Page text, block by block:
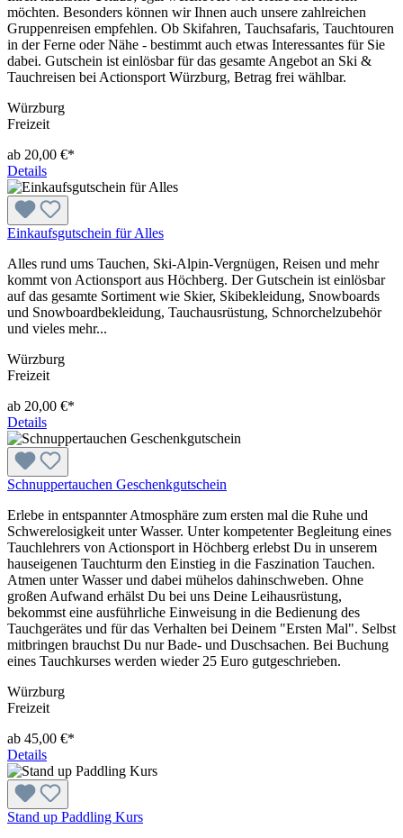
möchten. Besonders können wir Ihnen auch unsere zahlreichen
Gruppenreisen empfehlen. Ob Skifahren, Tauchsafaris, Tauchtouren
in der Ferne oder Nähe - bestimmt auch etwas Interessantes für Sie
dabei. Gutschein ist einlösbar für das gesamte Angebot an Ski &
Tauchreisen bei Actionsport Würzburg, Betrag frei wählbar.
Würzburg
Freizeit
ab 20,00 €*
Details
Einkaufsgutschein für Alles
Alles rund ums Tauchen, Ski-Alpin-Vergnügen, Reisen und mehr
kommt von Actionsport aus Höchberg. Der Gutschein ist einlösbar
auf das gesamte Sortiment wie Skier, Skibekleidung, Snowboards
und Snowboardbekleidung, Tauchausrüstung, Schnorchelzubehör
und vieles mehr...
Würzburg
Freizeit
ab 20,00 €*
Details
Schnuppertauchen Geschenkgutschein
Erlebe in entspannter Atmosphäre zum ersten mal die Ruhe und
Schwerelosigkeit unter Wasser. Unter kompetenter Begleitung eines
Tauchlehrers von Actionsport in Höchberg erlebst Du in unserem
hauseigenen Tauchturm den Einstieg in die Faszination Tauchen.
Atmen unter Wasser und dabei mühelos dahinschweben. Ohne
großen Aufwand erhälst Du bei uns Deine Leihausrüstung,
bekommst eine ausführliche Einweisung in die Bedienung des
Tauchgerätes und für das Verhalten bei Deinem "Ersten Mal". Selbst
mitbringen brauchst Du nur Bade- und Duschsachen. Bei Buchung
eines Tauchkurses werden wieder 25 Euro gutgeschrieben.
Würzburg
Freizeit
ab 45,00 €*
Details
Stand up Paddling Kurs